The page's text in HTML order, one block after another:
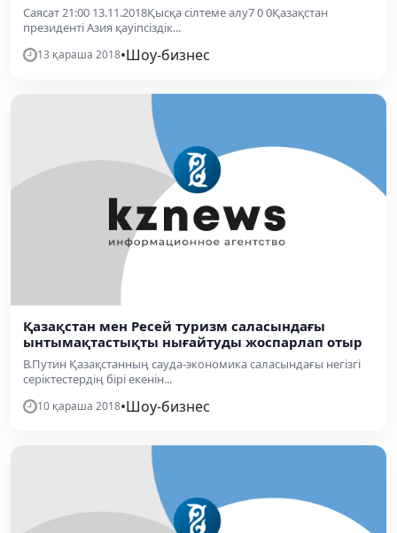
Саясат 21:00 13.11.2018Қысқа сілтеме алу7 0 0Қазақстан
президенті Азия қауіпсіздік...
13 қараша 2018•Шоу-бизнес
Қазақстан мен Ресей туризм саласындағы
ынтымақтастықты нығайтуды жоспарлап отыр
В.Путин Қазақстанның сауда-экономика саласындағы негізгі
серіктестердің бірі екенін...
10 қараша 2018•Шоу-бизнес